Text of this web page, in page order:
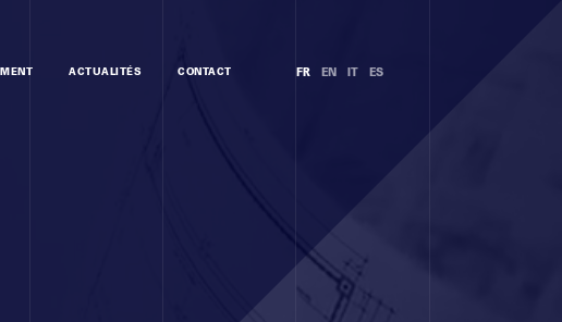
ACTUALITÉS CONTACT FR EN IT ES